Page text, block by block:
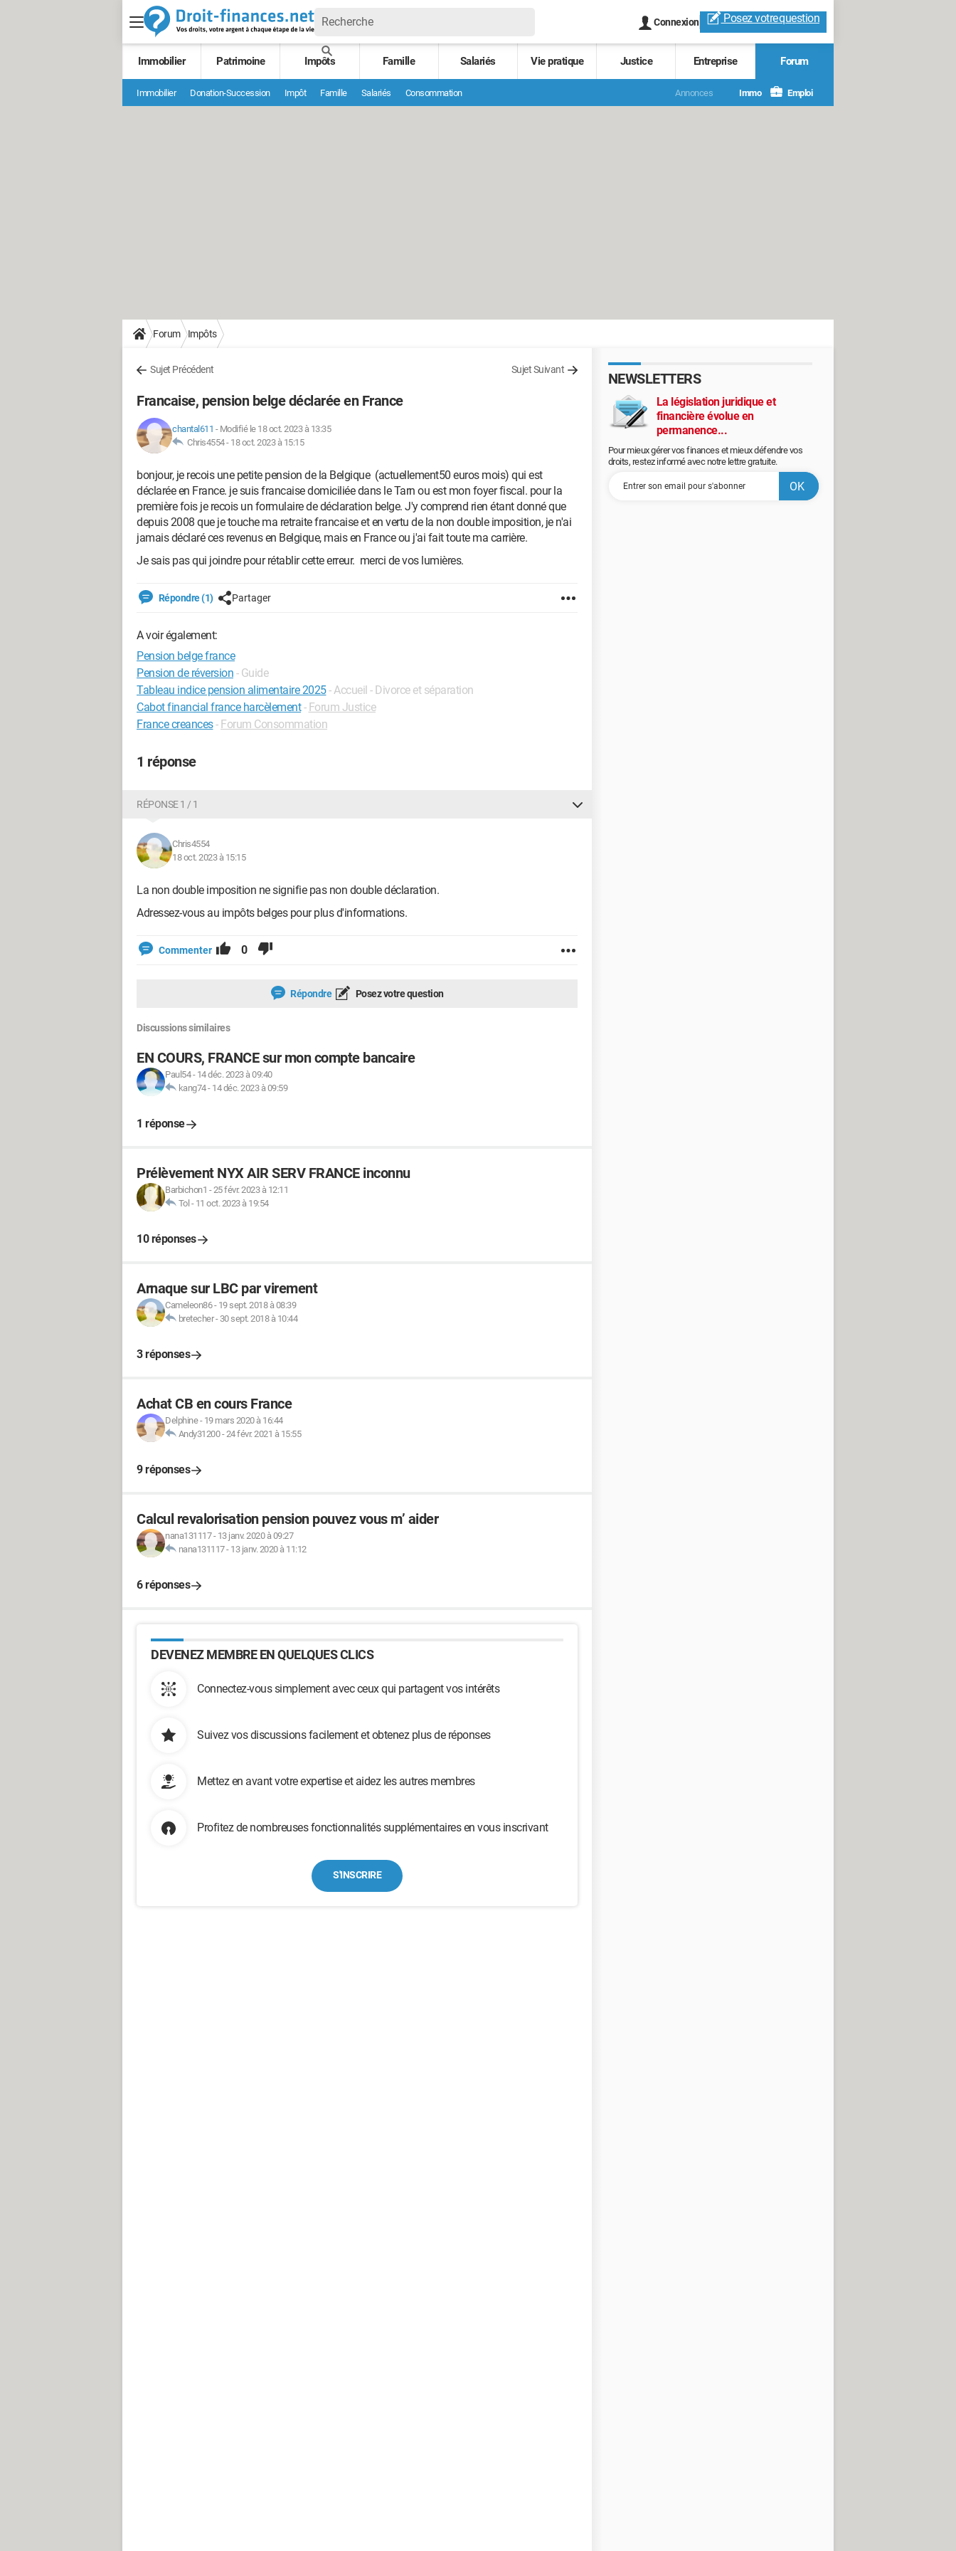
Connexion Posez votrequestion
Immobilier Patrimoine Impôts Famille Salariés Vie pratique Justice Entreprise Forum
Immobilier Donation-Succession Impôt Famille Salariés Consommation Annonces Immo Emploi
Forum Impôts
Sujet Précédent Sujet Suivant
Francaise, pension belge déclarée en France
chantal611 - Modifié le 18 oct. 2023 à 13:35
Chris4554 - 18 oct. 2023 à 15:15
bonjour, je recois une petite pension de la Belgique (actuellement50 euros mois) qui est
déclarée en France. je suis francaise domiciliée dans le Tarn ou est mon foyer fiscal. pour la
première fois je recois un formulaire de déclaration belge. J'y comprend rien étant donné que
depuis 2008 que je touche ma retraite francaise et en vertu de la non double imposition, je n'ai
jamais déclaré ces revenus en Belgique, mais en France ou j'ai fait toute ma carrière.
Je sais pas qui joindre pour rétablir cette erreur. merci de vos lumières.
Répondre (1) Partager
A voir également:
Pension belge france
Pension de réversion - Guide
Tableau indice pension alimentaire 2025- Accueil - Divorce et séparation
Cabot financial france harcèlement - Forum Justice
France creances- Forum Consommation
1 réponse
RÉPONSE 1 / 1
Chris4554
18 oct. 2023 à 15:15
La non double imposition ne signifie pas non double déclaration.
Adressez-vous au impôts belges pour plus d'informations.
Commenter 0
Répondre Posez votre question
Discussions similaires
EN COURS, FRANCE sur mon compte bancaire
Paul54- 14 déc. 2023 à 09:40
kang74- 14 déc. 2023 à 09:59
1 réponse
Prélèvement NYX AIR SERV FRANCE inconnu
Barbichon1 -25 févr. 2023 à 12:11
Tol - 11 oct. 2023 à 19:54
10 réponses
Arnaque sur LBC par virement
Cameleon86- 19 sept. 2018 à 08:39
bretecher- 30 sept. 2018 à 10:44
3 réponses
Achat CB en cours France
Delphine- 19 mars 2020 à 16:44
Andy31200-24 févr. 2021 à 15:55
9 réponses
Calcul revalorisation pension pouvez vous m’ aider
nana131117- 13 janv. 2020 à 09:27
nana131117- 13 janv. 2020 à 11:12
6 réponses
DEVENEZ MEMBRE EN QUELQUES CLICS
Connectez-vous simplement avec ceux qui partagent vos intérêts
Suivez vos discussions facilement et obtenez plus de réponses
Mettez en avant votre expertise et aidez les autres membres
Profitez de nombreuses fonctionnalités supplémentaires en vous inscrivant
S'INSCRIRE
NEWSLETTERS
La législation juridique et
financière évolue en
permanence...
Pour mieux gérer vos finances et mieux défendre vos
droits, restez informé avec notre lettre gratuite.